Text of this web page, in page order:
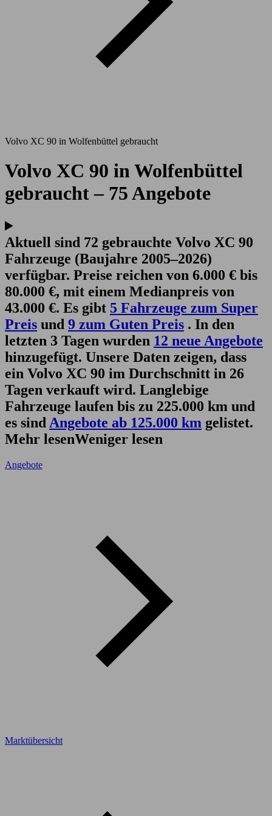
Volvo XC 90 in Wolfenbüttel gebraucht
Volvo XC 90 in Wolfenbüttel
gebraucht – 75 Angebote
Aktuell sind 72 gebrauchte Volvo XC 90
Fahrzeuge (Baujahre 2005–2026)
verfügbar. Preise reichen von 6.000 € bis
80.000 €, mit einem Medianpreis von
43.000 €. Es gibt 5 Fahrzeuge zum Super
Preis und 9 zum Guten Preis . In den
letzten 3 Tagen wurden 12 neue Angebote
hinzugefügt. Unsere Daten zeigen, dass
ein Volvo XC 90 im Durchschnitt in 26
Tagen verkauft wird. Langlebige
Fahrzeuge laufen bis zu 225.000 km und
es sind Angebote ab 125.000 km gelistet.
Mehr lesenWeniger lesen
Angebote
Marktübersicht